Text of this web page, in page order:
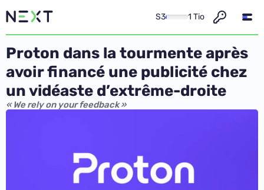
S3 1 Tio
Proton dans la tourmente après
avoir financé une publicité chez
un vidéaste d’extrême-droite
« We rely on your feedback »